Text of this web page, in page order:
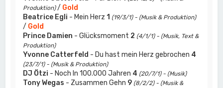
Produktion)/ Gold
Beatrice Egli - Mein Herz 1 (19/3/1) - (Musik & Produktion)
/ Gold
Prince Damien - Glücksmoment 2 (4/1/1) - (Musik, Text &
Produktion)
Yvonne Catterfeld - Du hast mein Herz gebrochen 4
(23/7/1) - (Musik & Produktion)
DJ Ötzi - Noch In 100.000 Jahren 4 (20/7/1) - (Musik)
Tony Wegas - Zusammen Gehn 9 (8/2/2) - (Musik &